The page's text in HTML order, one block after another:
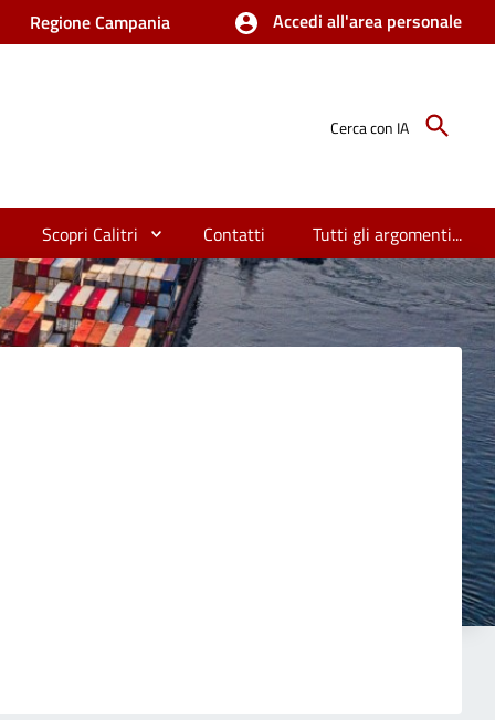
Regione Campania Accedi all'area personale
Cerca con IA
Scopri Calitri Contatti Tutti gli argomenti...